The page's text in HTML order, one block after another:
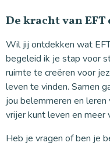
De kracht van
Wil jij ontdekken wat
begeleid ik je stap voor
ruimte te creëren voor
leven te vinden. Samen
jou belemmeren en
vrijer kunt leven en meer
Heb je vragen of ben je